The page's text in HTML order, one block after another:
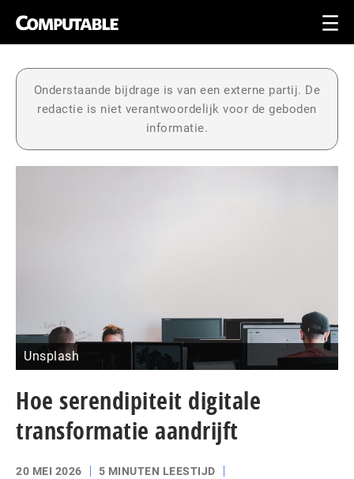
Onderstaande bijdrage is van een externe partij. De
redactie is niet verantwoordelijk voor de geboden
informatie.
Unsplash
Hoe serendipiteit digitale
transformatie aandrijft
20 MEI 2026
5 MINUTEN LEESTIJD